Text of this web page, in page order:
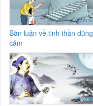
Bàn luận về tinh thần dũng
cảm